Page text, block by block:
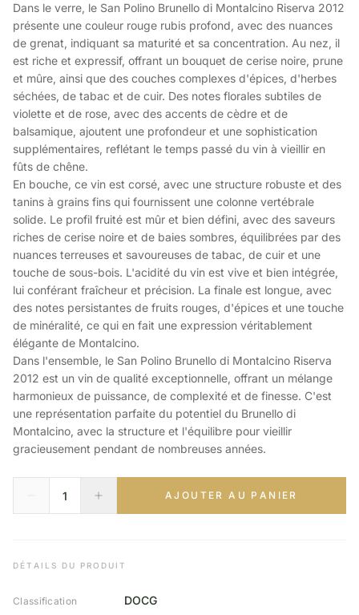
Dans le verre, le San Polino Brunello di Montalcino Riserva 2012
présente une couleur rouge rubis profond, avec des nuances
de grenat, indiquant sa maturité et sa concentration. Au nez, il
est riche et expressif, offrant un bouquet de cerise noire, prune
et mûre, ainsi que des couches complexes d'épices, d'herbes
séchées, de tabac et de cuir. Des notes florales subtiles de
violette et de rose, avec des accents de cèdre et de
balsamique, ajoutent une profondeur et une sophistication
supplémentaires, reflétant le temps passé du vin à vieillir en
fûts de chêne.
En bouche, ce vin est corsé, avec une structure robuste et des
tanins à grains fins qui fournissent une colonne vertébrale
solide. Le profil fruité est mûr et bien défini, avec des saveurs
riches de cerise noire et de baies sombres, équilibrées par des
nuances terreuses et savoureuses de tabac, de cuir et une
touche de sous-bois. L'acidité du vin est vive et bien intégrée,
lui conférant fraîcheur et précision. La finale est longue, avec
des notes persistantes de fruits rouges, d'épices et une touche
de minéralité, ce qui en fait une expression véritablement
élégante de Montalcino.
Dans l'ensemble, le San Polino Brunello di Montalcino Riserva
2012 est un vin de qualité exceptionnelle, offrant un mélange
harmonieux de puissance, de complexité et de finesse. C'est
une représentation parfaite du potentiel du Brunello di
Montalcino, avec la structure et l'équilibre pour vieillir
gracieusement pendant de nombreuses années.
AJOUTER AU PANIER
DÉTAILS DU PRODUIT
Classification DOCG